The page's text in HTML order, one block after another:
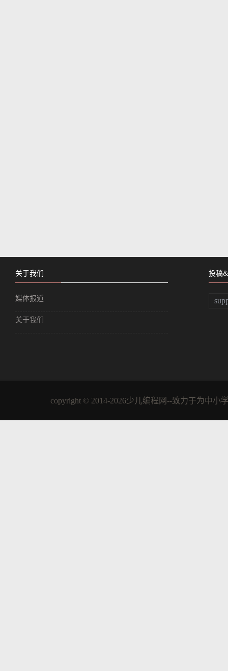
关于我们
媒体报道
关于我们
投稿
copyright © 2014-2026少儿编程网--致力于为中